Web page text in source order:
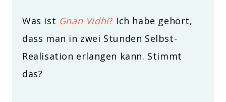
Was ist Gnan Vidhi? Ich habe gehört,
dass man in zwei Stunden Selbst-
Realisation erlangen kann. Stimmt
das?